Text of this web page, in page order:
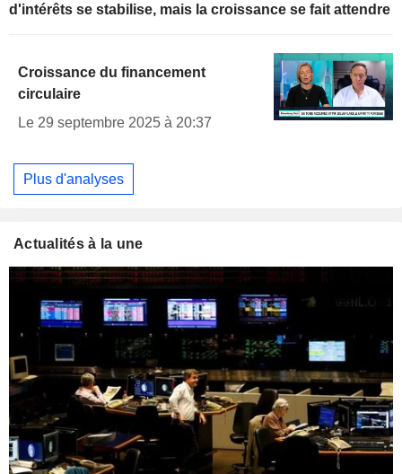
d'intérêts se stabilise, mais la croissance se fait attendre
Croissance du financement
circulaire
Le 29 septembre 2025 à 20:37
Plus d'analyses
Actualités à la une